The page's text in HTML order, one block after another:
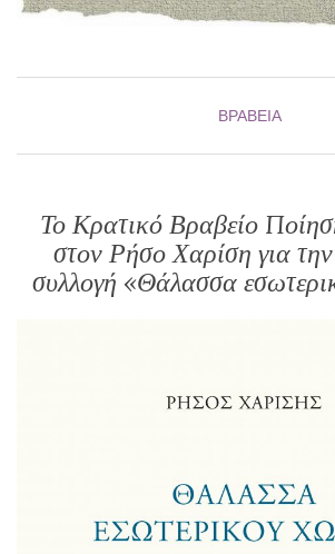
ΒΡΑΒΕΊΑ
Το Κρατικό Βραβείο
στον Ρήσο Χαρίση για
συλλογή «Θάλασσα